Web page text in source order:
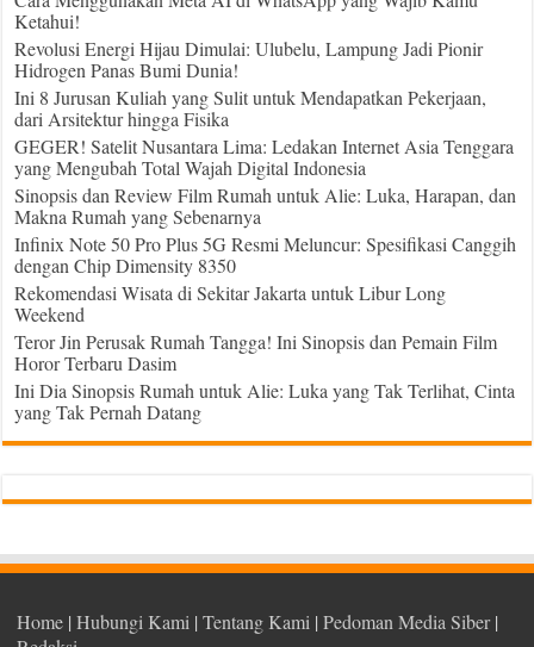
Ketahui!
Revolusi Energi Hijau Dimulai: Ulubelu, Lampung Jadi Pionir
Hidrogen Panas Bumi Dunia!
Ini 8 Jurusan Kuliah yang Sulit untuk Mendapatkan Pekerjaan,
dari Arsitektur hingga Fisika
GEGER! Satelit Nusantara Lima: Ledakan Internet Asia Tenggara
yang Mengubah Total Wajah Digital Indonesia
Sinopsis dan Review Film Rumah untuk Alie: Luka, Harapan, dan
Makna Rumah yang Sebenarnya
Infinix Note 50 Pro Plus 5G Resmi Meluncur: Spesifikasi Canggih
dengan Chip Dimensity 8350
Rekomendasi Wisata di Sekitar Jakarta untuk Libur Long
Weekend
Teror Jin Perusak Rumah Tangga! Ini Sinopsis dan Pemain Film
Horor Terbaru Dasim
Ini Dia Sinopsis Rumah untuk Alie: Luka yang Tak Terlihat, Cinta
yang Tak Pernah Datang
Home |Hubungi Kami |Tentang Kami |Pedoman Media Siber|